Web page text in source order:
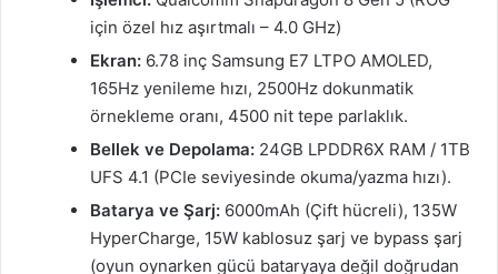
için özel hız aşırtmalı – 4.0 GHz)
Ekran: 6.78 inç Samsung E7 LTPO AMOLED,
165Hz yenileme hızı, 2500Hz dokunmatik
örnekleme oranı, 4500 nit tepe parlaklık.
Bellek ve Depolama: 24GB LPDDR6X RAM / 1TB
UFS 4.1 (PCIe seviyesinde okuma/yazma hızı).
Batarya ve Şarj: 6000mAh (Çift hücreli), 135W
HyperCharge, 15W kablosuz şarj ve bypass şarj
(oyun oynarken gücü bataryaya değil doğrudan